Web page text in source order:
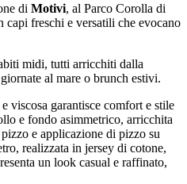
di Motivi, al Parco Corolla di
capi freschi e versatili che evocano
midi, tutti arricchiti dalla
al mare o brunch estivi.
viscosa garantisce comfort e stile
e fondo asimmetrico, arricchita
e applicazione di pizzo su
realizzata in jersey di cotone,
un look casual e raffinato,